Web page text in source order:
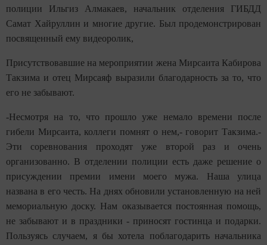
полиции Ильгиз Алмакаев, начальник отделения ГИБДД
Самат Хайруллин и многие другие. Был продемонстрирован
посвященный ему видеоролик,
Присутствовавшие на мероприятии жена Мирсаита Кабирова
Такзима и отец Мирсаяф выразили благодарность за то, что
его не забывают.
-Несмотря на то, что прошло уже немало времени после
гибели Мирсаита, коллеги помнят о нем,- говорит Такзима.-
Эти соревнования проходят уже второй раз и очень
организованно. В отделении полиции есть даже решение о
присуждении премии имени моего мужа. Наша улица
названа в его честь. На днях обновили установленную на ней
мемориальную доску. Нам оказывается постоянная помощь,
не забывают и в праздники - приносят гостинца и подарки.
Пользуясь случаем, я бы хотела поблагодарить начальника